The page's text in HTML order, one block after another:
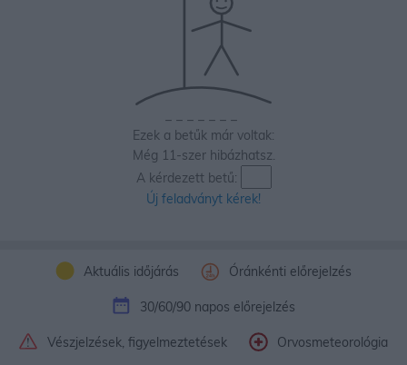
Aktuális időjárás Óránkénti előrejelzés
30/60/90 napos előrejelzés
Vészjelzések, figyelmeztetések Orvosmeteorológia
Ezek a betűk már voltak:
Még 11-szer hibázhatsz.
A kérdezett betű:
Új feladványt kérek!